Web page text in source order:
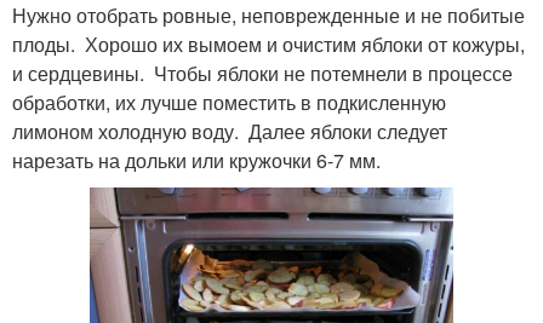
Нужно отобрать ровные, неповрежденные и не побитые
плоды. Хорошо их вымоем и очистим яблоки от кожуры,
и сердцевины. Чтобы яблоки не потемнели в процессе
обработки, их лучше поместить в подкисленную
лимоном холодную воду. Далее яблоки следует
нарезать на дольки или кружочки 6-7 мм.